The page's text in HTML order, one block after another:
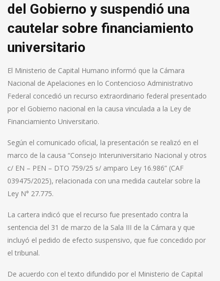
del Gobierno y suspendió una
cautelar sobre financiamiento
universitario
El Ministerio de Capital Humano informó que la Cámara
Nacional de Apelaciones en lo Contencioso Administrativo
Federal concedió un recurso extraordinario federal presentado
por el Gobierno nacional en la causa vinculada a la Ley de
Financiamiento Universitario.
Según el comunicado oficial, la presentación se realizó en el
marco de la causa “Consejo Interuniversitario Nacional y otros
c/ EN – PEN – DTO 759/25 s/ amparo Ley 16.986” (CAF
039475/2025), relacionada con una medida cautelar sobre la
Ley N° 27.775.
La cartera indicó que el recurso fue presentado contra la
sentencia del 31 de marzo de la Sala III de la Cámara y que
incluyó el pedido de efecto suspensivo, que fue concedido por
el tribunal.
De acuerdo con el texto difundido por el Ministerio de Capital